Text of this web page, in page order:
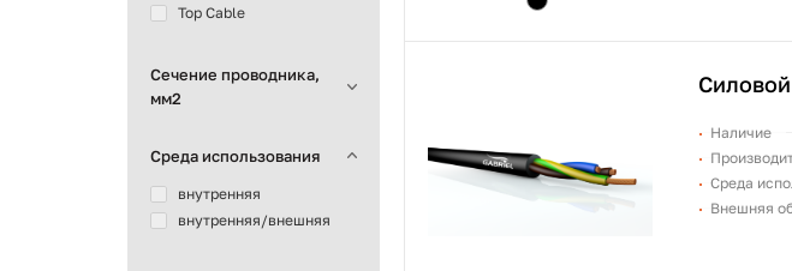
Top Cable
Сечение проводника,
мм2
Среда использования
внутренняя
внутренняя/внешняя
Наличие
Среда
Внешняя